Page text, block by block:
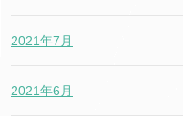
2021年7月
2021年6月